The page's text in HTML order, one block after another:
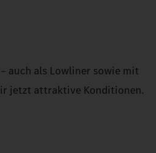
auch als Lowliner sowie mit
jetzt attraktive Konditionen.